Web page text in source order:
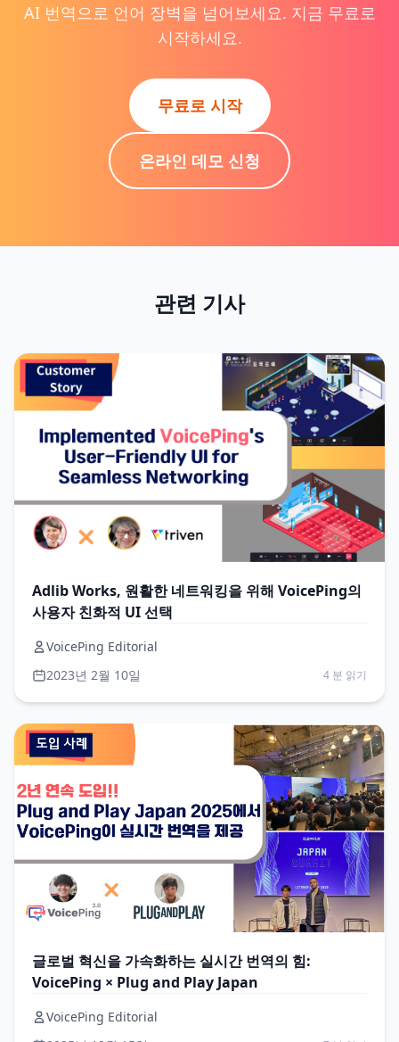
AI 번역으로 언어 장벽을 넘어보세요. 지금 무료로
시작하세요.
무료로 시작
온라인 데모 신청
관련 기사
Adlib Works, 원활한 네트워킹을 위해 VoicePing의
사용자 친화적 UI 선택
VoicePing Editorial
2023년 2월 10일
4 분 읽기
글로벌 혁신을 가속화하는 실시간 번역의 힘:
VoicePing × Plug and Play Japan
VoicePing Editorial